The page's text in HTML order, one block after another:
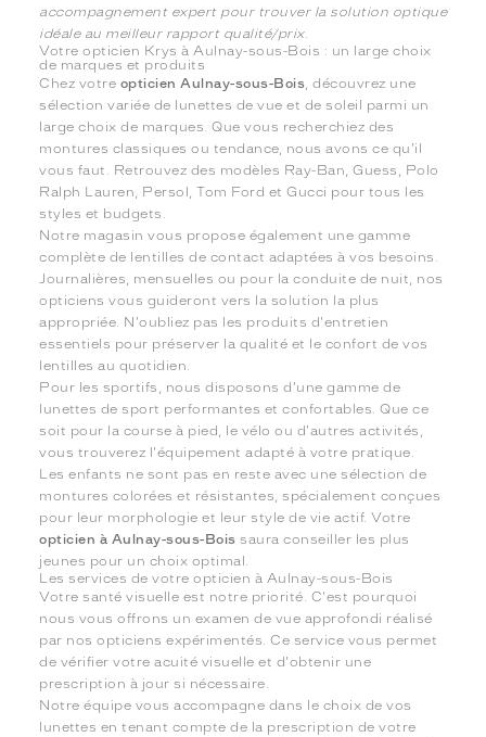
accompagnement expert pour trouver la solution optique
idéale au meilleur rapport qualité/prix.
Votre opticien Krys à Aulnay-sous-Bois : un large choix
de marques et produits
Chez votre opticien Aulnay-sous-Bois, découvrez une
sélection variée de lunettes de vue et de soleil parmi un
large choix de marques. Que vous recherchiez des
montures classiques ou tendance, nous avons ce qu'il
vous faut. Retrouvez des modèles Ray-Ban, Guess, Polo
Ralph Lauren, Persol, Tom Ford et Gucci pour tous les
styles et budgets.
Notre magasin vous propose également une gamme
complète de lentilles de contact adaptées à vos besoins.
Journalières, mensuelles ou pour la conduite de nuit, nos
opticiens vous guideront vers la solution la plus
appropriée. N'oubliez pas les produits d'entretien
essentiels pour préserver la qualité et le confort de vos
lentilles au quotidien.
Pour les sportifs, nous disposons d'une gamme de
lunettes de sport performantes et confortables. Que ce
soit pour la course à pied, le vélo ou d'autres activités,
vous trouverez l'équipement adapté à votre pratique.
Les enfants ne sont pas en reste avec une sélection de
montures colorées et résistantes, spécialement conçues
pour leur morphologie et leur style de vie actif. Votre
opticien à Aulnay-sous-Bois saura conseiller les plus
jeunes pour un choix optimal.
Les services de votre opticien à Aulnay-sous-Bois
Votre santé visuelle est notre priorité. C'est pourquoi
nous vous offrons un examen de vue approfondi réalisé
par nos opticiens expérimentés. Ce service vous permet
de vérifier votre acuité visuelle et d'obtenir une
prescription à jour si nécessaire.
Notre équipe vous accompagne dans le choix de vos
lunettes en tenant compte de la prescription de votre